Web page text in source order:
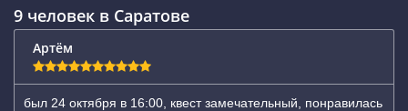
9 человек в Саратове
Артём
был 24 октября в 16:00, квест замечательный, понравилась